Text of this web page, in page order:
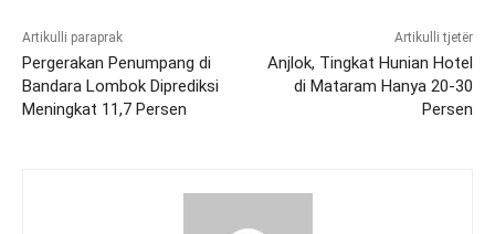
Artikulli paraprak
Pergerakan Penumpang di
Bandara Lombok Diprediksi
Meningkat 11,7 Persen
Artikulli tjetër
Anjlok, Tingkat Hunian Hotel
di Mataram Hanya 20-30
Persen